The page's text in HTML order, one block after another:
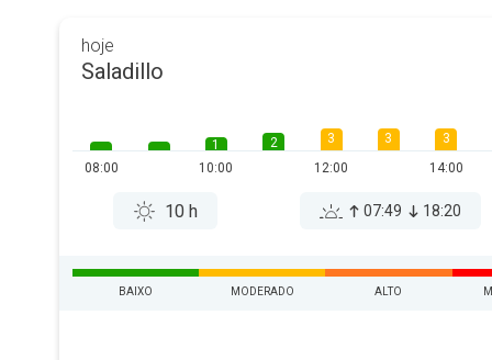
hoje
Saladillo
08:00
1
10:00
2
3
12:00
3
3
14:00
10 h 07:49 18:20
BAIXO MODERADO ALTO